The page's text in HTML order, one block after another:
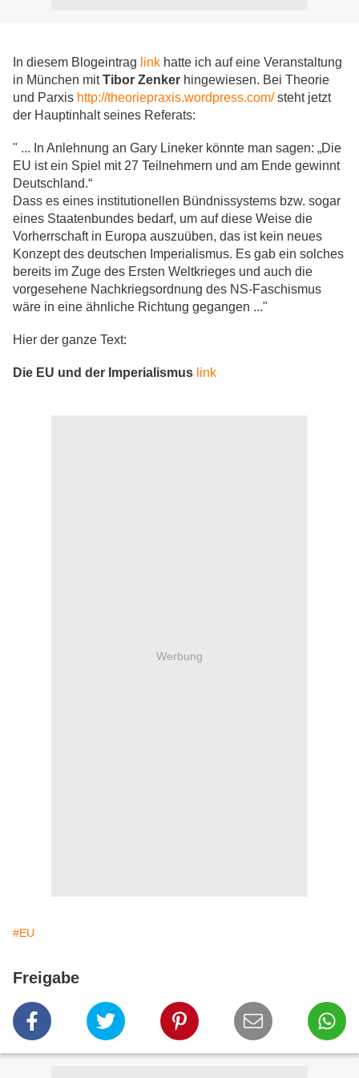
In diesem Blogeintrag link hatte ich auf eine Veranstaltung
in München mitTibor Zenker hingewiesen. Bei Theorie
und Parxis http://theoriepraxis.wordpress.com/steht jetzt
der Hauptinhalt seines Referats:
" ... In Anlehnung an Gary Lineker könnte man sagen: „Die
EU ist ein Spiel mit 27 Teilnehmern und am Ende gewinnt
Deutschland.“
Dass es eines institutionellen Bündnissystems bzw. sogar
eines Staatenbundes bedarf, um auf diese Weise die
Vorherrschaft in Europa auszuüben, das ist kein neues
Konzept des deutschen Imperialismus. Es gab ein solches
bereits im Zuge des Ersten Weltkrieges und auch die
vorgesehene Nachkriegsordnung des NS-Faschismus
wäre in eine ähnliche Richtung gegangen ..."
Hier der ganze Text:
Die EU und der Imperialismus link
Werbung
#EU
Freigabe